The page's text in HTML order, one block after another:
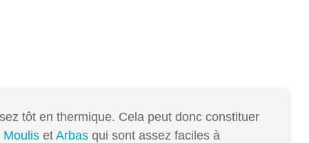
tôt en thermique. Cela peut donc constituer
Moulis et Arbas qui sont assez faciles à